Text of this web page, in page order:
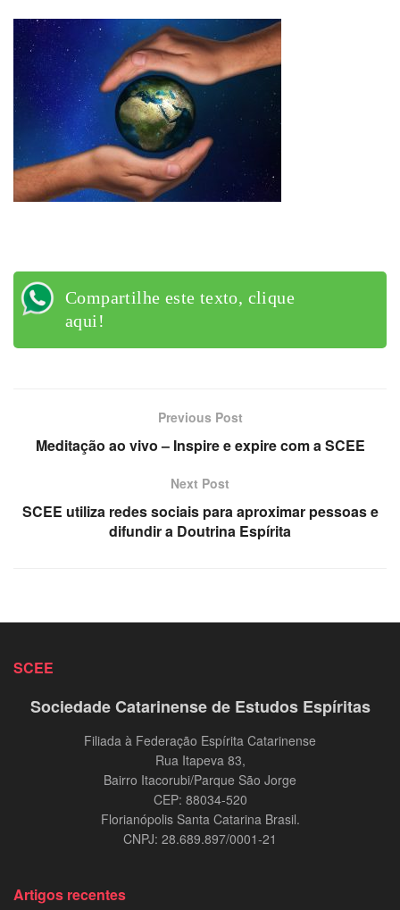
Compartilhe este texto, clique
aqui!
Previous Post
Meditação ao vivo – Inspire e expire com a SCEE
Next Post
SCEE utiliza redes sociais para aproximar pessoas e
difundir a Doutrina Espírita
SCEE
Sociedade Catarinense de Estudos Espíritas
Filiada à Federação Espírita Catarinense
Rua Itapeva 83,
Bairro Itacorubi/Parque São Jorge
CEP: 88034-520
Florianópolis Santa Catarina Brasil.
CNPJ: 28.689.897/0001-21
Artigos recentes